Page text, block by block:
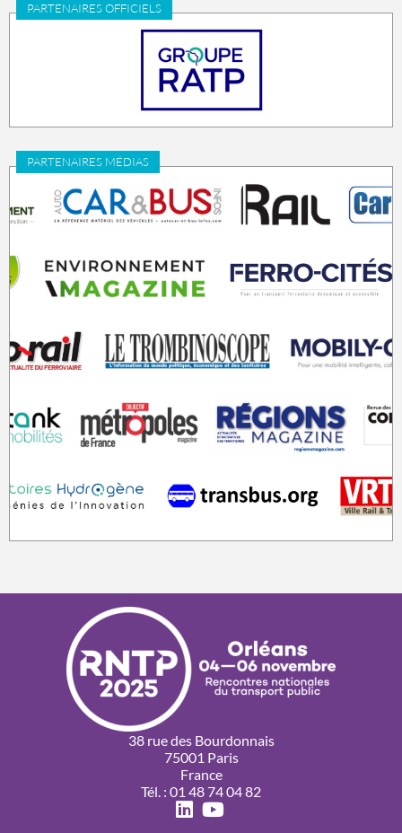
PARTENAIRES OFFICIELS
PARTENAIRES MÉDIAS
38 rue des Bourdonnais
75001 Paris
France
Tél. : 01 48 74 04 82